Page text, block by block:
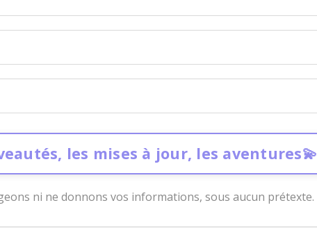
les mises à jour, les aventures💫
ni ne donnons vos informations, sous aucun prétexte.